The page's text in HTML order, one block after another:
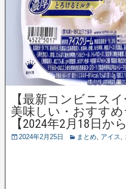
【最新コンビニス
美味しい・おすす
【2024年2月18日か
2024年2月25日 まとめ, アイス,